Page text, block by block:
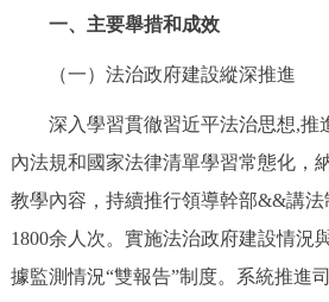
決策公開
政務服務
個人服務 法人服務
仲介服務 陽光政務
一、主要舉措和成效
（一）法治政府建設縱深推進
深入學習貫徹習近平法治思想,推
內法規和國家法律清單學習常態化，
教學內容，持續推行領導幹部&&講
1800余人次。實施法治政府建設情況
據監測情況“雙報告”制度。系統推進